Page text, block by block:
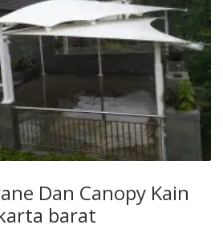
Dan Canopy Kain
barat